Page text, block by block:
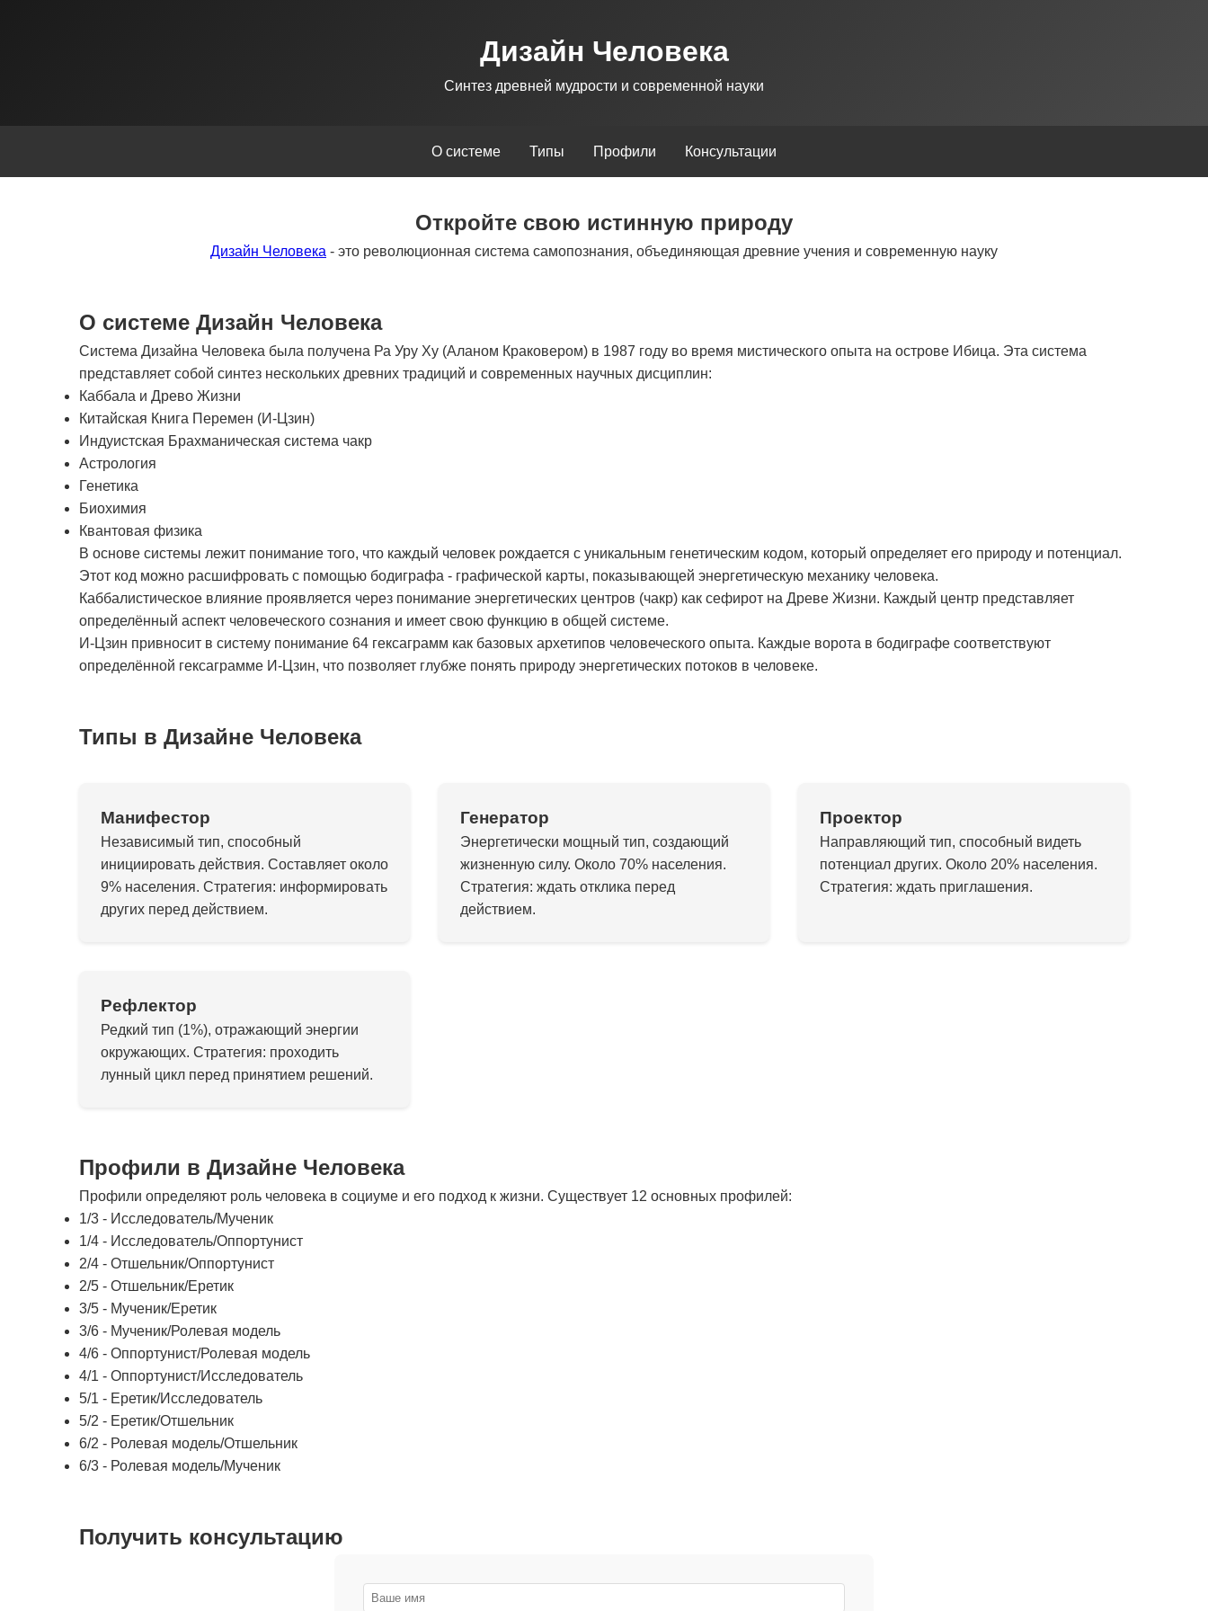
Дизайн Человека
Синтез древней мудрости и современной науки
О системе Типы Профили Консультации
Откройте свою истинную природу
Дизайн Человека - это революционная система самопознания, объединяющая древние учения и современную науку
О системе Дизайн Человека
Система Дизайна Человека была получена Ра Уру Ху (Аланом Краковером) в 1987 году во время мистического опыта на острове Ибица. Эта система
представляет собой синтез нескольких древних традиций и современных научных дисциплин:
Каббала и Древо Жизни
Китайская Книга Перемен (И-Цзин)
Индуистская Брахманическая система чакр
Астрология
Генетика
Биохимия
Квантовая физика
В основе системы лежит понимание того, что каждый человек рождается с уникальным генетическим кодом, который определяет его природу и потенциал.
Этот код можно расшифровать с помощью бодиграфа - графической карты, показывающей энергетическую механику человека.
Каббалистическое влияние проявляется через понимание энергетических центров (чакр) как сефирот на Древе Жизни. Каждый центр представляет
определённый аспект человеческого сознания и имеет свою функцию в общей системе.
И-Цзин привносит в систему понимание 64 гексаграмм как базовых архетипов человеческого опыта. Каждые ворота в бодиграфе соответствуют
определённой гексаграмме И-Цзин, что позволяет глубже понять природу энергетических потоков в человеке.
Типы в Дизайне Человека
Манифестор
Независимый тип, способный
инициировать действия. Составляет около
9% населения. Стратегия: информировать
других перед действием.
Генератор
Энергетически мощный тип, создающий
жизненную силу. Около 70% населения.
Стратегия: ждать отклика перед
действием.
Проектор
Направляющий тип, способный видеть
потенциал других. Около 20% населения.
Стратегия: ждать приглашения.
Рефлектор
Редкий тип (1%), отражающий энергии
окружающих. Стратегия: проходить
лунный цикл перед принятием решений.
Профили в Дизайне Человека
Профили определяют роль человека в социуме и его подход к жизни. Существует 12 основных профилей:
1/3 - Исследователь/Мученик
1/4 - Исследователь/Оппортунист
2/4 - Отшельник/Оппортунист
2/5 - Отшельник/Еретик
3/5 - Мученик/Еретик
3/6 - Мученик/Ролевая модель
4/6 - Оппортунист/Ролевая модель
4/1 - Оппортунист/Исследователь
5/1 - Еретик/Исследователь
5/2 - Еретик/Отшельник
6/2 - Ролевая модель/Отшельник
6/3 - Ролевая модель/Мученик
Получить консультацию